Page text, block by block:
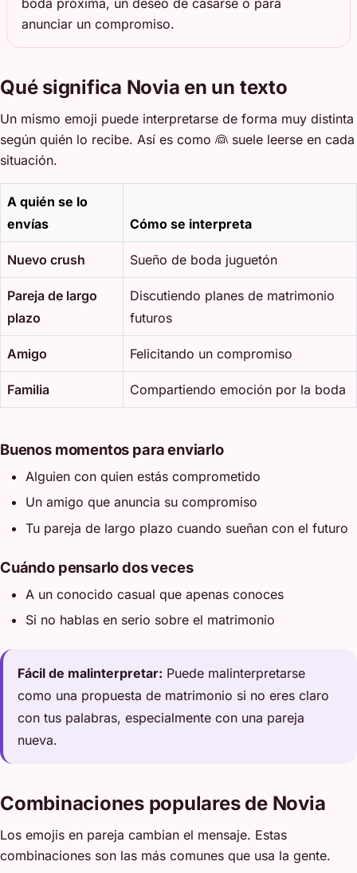
anunciar un compromiso.
Qué significa Novia en un texto
Un mismo emoji puede interpretarse de forma muy distinta
según quién lo recibe. Así es como 👰 suele leerse en cada
situación.
A quién se lo
envías
Cómo se interpreta
Nuevo crush Sueño de boda juguetón
Pareja de largo
plazo
Discutiendo planes de matrimonio
futuros
Amigo Felicitando un compromiso
Familia Compartiendo emoción por la boda
Buenos momentos para enviarlo
Alguien con quien estás comprometido
Un amigo que anuncia su compromiso
Tu pareja de largo plazo cuando sueñan con el futuro
Cuándo pensarlo dos veces
A un conocido casual que apenas conoces
Si no hablas en serio sobre el matrimonio
Fácil de malinterpretar: Puede malinterpretarse
como una propuesta de matrimonio si no eres claro
con tus palabras, especialmente con una pareja
nueva.
Combinaciones populares de Novia
Los emojis en pareja cambian el mensaje. Estas
combinaciones son las más comunes que usa la gente.